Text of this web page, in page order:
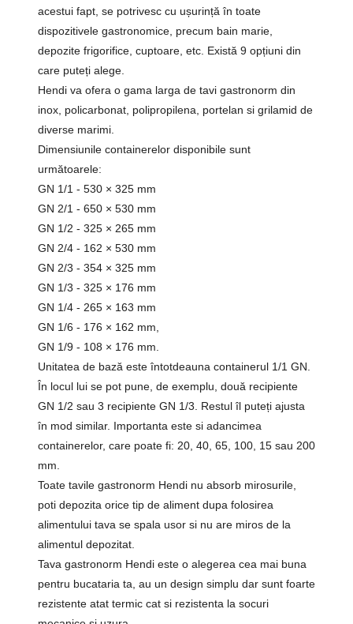
acestui fapt, se potrivesc cu ușurință în toate
dispozitivele gastronomice, precum bain marie,
depozite frigorifice, cuptoare, etc. Există 9 opțiuni din
care puteți alege.
Hendi va ofera o gama larga de tavi gastronorm din
inox, policarbonat, polipropilena, portelan si grilamid de
diverse marimi.
Dimensiunile containerelor disponibile sunt
următoarele:
GN 1/1 - 530 × 325 mm
GN 2/1 - 650 × 530 mm
GN 1/2 - 325 × 265 mm
GN 2/4 - 162 × 530 mm
GN 2/3 - 354 × 325 mm
GN 1/3 - 325 × 176 mm
GN 1/4 - 265 × 163 mm
GN 1/6 - 176 × 162 mm,
GN 1/9 - 108 × 176 mm.
Unitatea de bază este întotdeauna containerul 1/1 GN.
În locul lui se pot pune, de exemplu, două recipiente
GN 1/2 sau 3 recipiente GN 1/3. Restul îl puteți ajusta
în mod similar. Importanta este si adancimea
containerelor, care poate fi: 20, 40, 65, 100, 15 sau 200
mm.
Toate tavile gastronorm Hendi nu absorb mirosurile,
poti depozita orice tip de aliment dupa folosirea
alimentului tava se spala usor si nu are miros de la
alimentul depozitat.
Tava gastronorm Hendi este o alegerea cea mai buna
pentru bucataria ta, au un design simplu dar sunt foarte
rezistente atat termic cat si rezistenta la socuri